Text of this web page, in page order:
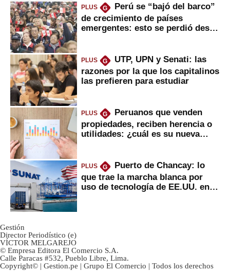
PLUS G
Perú se “bajó del barco”
de crecimiento de países
emergentes: esto se perdió desde
PLUS G
UTP, UPN y Senati: las
razones por la que los capitalinos
las prefieren para estudiar
PLUS G
Peruanos que venden
propiedades, reciben herencia o
utilidades: ¿cuál es su nueva
PLUS G
Puerto de Chancay: lo
que trae la marcha blanca por
uso de tecnología de EE.UU. en
Gestión
Director Periodístico (e)
VÍCTOR MELGAREJO
© Empresa Editora El Comercio S.A.
Calle Paracas #532, Pueblo Libre, Lima.
Copyright© | Gestion.pe | Grupo El Comercio | Todos los derechos